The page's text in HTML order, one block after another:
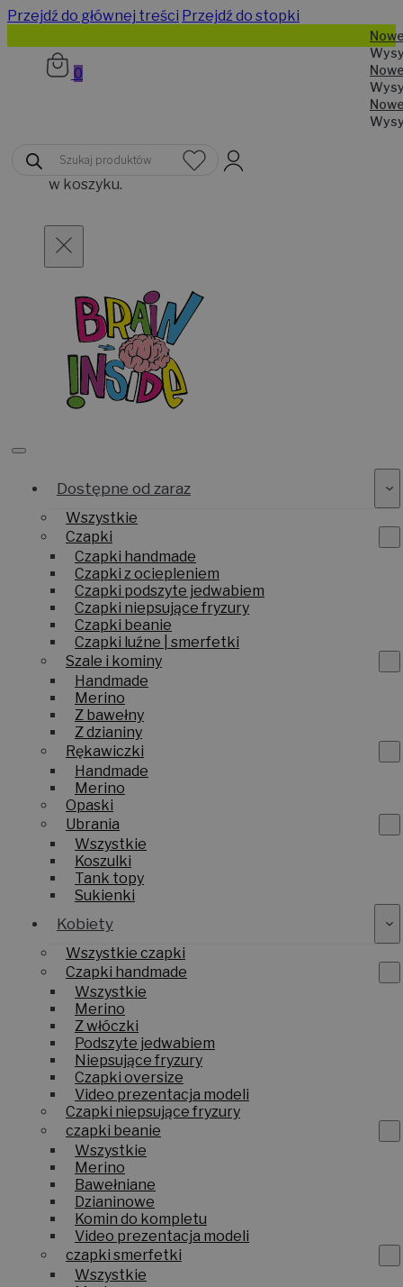
Przejdź do głównej treści Przejdź do stopki
Wyszukiwarka
produktów
0
produktów
w koszyku.
Dostępne od zaraz
Wszystkie
Czapki
Czapki handmade
Czapki z ociepleniem
Czapki podszyte jedwabiem
Czapki niepsujące fryzury
Czapki beanie
Czapki luźne | smerfetki
Szale i kominy
Handmade
Merino
Z bawełny
Z dzianiny
Rękawiczki
Handmade
Merino
Opaski
Ubrania
Wszystkie
Koszulki
Tank topy
Sukienki
Kobiety
Wszystkie czapki
Czapki handmade
Wszystkie
Merino
Z włóczki
Podszyte jedwabiem
Niepsujące fryzury
Czapki oversize
Video prezentacja modeli
Czapki niepsujące fryzury
czapki beanie
Wszystkie
Merino
Bawełniane
Dzianinowe
Komin do kompletu
Video prezentacja modeli
czapki smerfetki
Wszystkie